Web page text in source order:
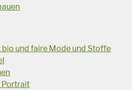
bio und faire Mode und Stoffe
Portrait